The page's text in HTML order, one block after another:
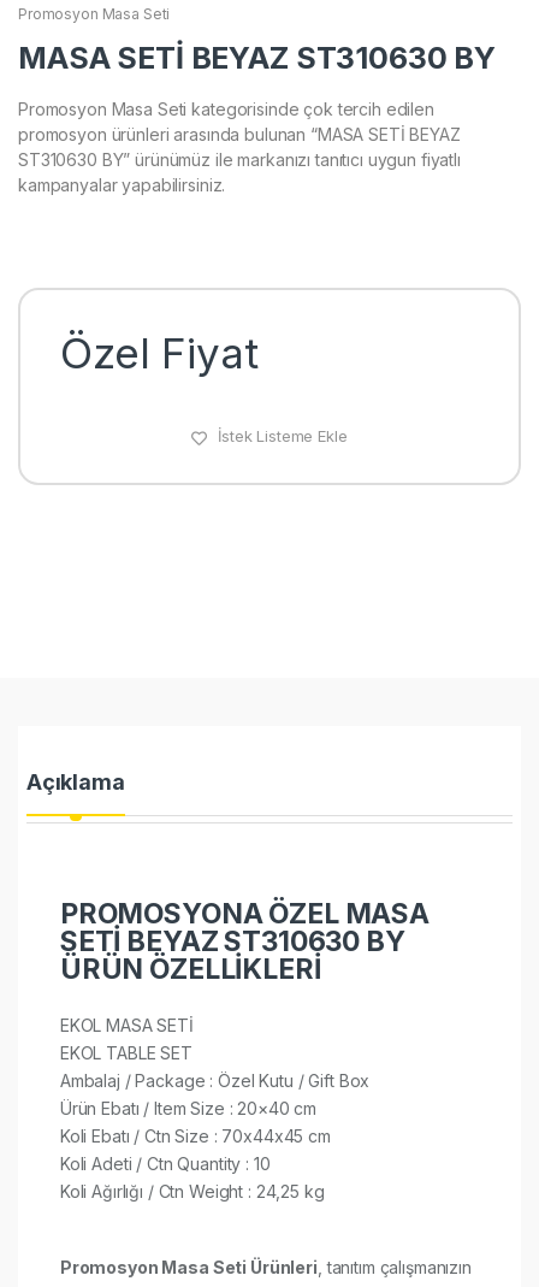
Promosyon Masa Seti
MASA SETİ BEYAZ ST310630 BY
Promosyon Masa Seti kategorisinde çok tercih edilen
promosyon ürünleri arasında bulunan “MASA SETİ BEYAZ
ST310630 BY” ürünümüz ile markanızı tanıtıcı uygun fiyatlı
kampanyalar yapabilirsiniz.
Özel Fiyat
İstek Listeme Ekle
Açıklama
PROMOSYONA ÖZEL MASA
SETİ BEYAZ ST310630 BY
ÜRÜN ÖZELLİKLERİ
EKOL MASA SETİ
EKOL TABLE SET
Ambalaj / Package : Özel Kutu / Gift Box
Ürün Ebatı / Item Size : 20×40 cm
Koli Ebatı / Ctn Size : 70x44x45 cm
Koli Adeti / Ctn Quantity : 10
Koli Ağırlığı / Ctn Weight : 24,25 kg
Promosyon Masa Seti Ürünleri , tanıtım çalışmanızın